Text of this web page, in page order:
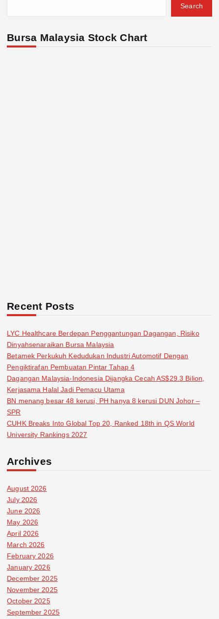
Search
Bursa Malaysia Stock Chart
Recent Posts
LYC Healthcare Berdepan Penggantungan Dagangan, Risiko
Dinyahsenaraikan Bursa Malaysia
Betamek Perkukuh Kedudukan Industri Automotif Dengan
Pengiktirafan Pembuatan Pintar Tahap 4
Dagangan Malaysia-Indonesia Dijangka Cecah AS$29.3 Bilion,
Kerjasama Halal Jadi Pemacu Utama
BN menang besar 48 kerusi, PH hanya 8 kerusi DUN Johor –
SPR
CUHK Breaks Into Global Top 20, Ranked 18th in QS World
University Rankings 2027
Archives
August 2026
July 2026
June 2026
May 2026
April 2026
March 2026
February 2026
January 2026
December 2025
November 2025
October 2025
September 2025